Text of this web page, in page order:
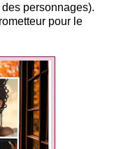
personnages).
pour le